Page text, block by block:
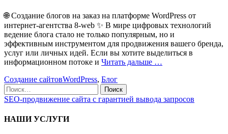
🌐 Создание блогов на заказ на платформе WordPress от
интернет-агентства 8-web ✨ В мире цифровых технологий
ведение блога стало не только популярным, но и
эффективным инструментом для продвижения вашего бренда,
услуг или личных идей. Если вы хотите выделиться в
информационном потоке и Читать дальше …
Создание сайтовWordPress, Блог
Поиск
по:
SEO-продвижение сайта с гарантией вывода запросов
НАШИ УСЛУГИ